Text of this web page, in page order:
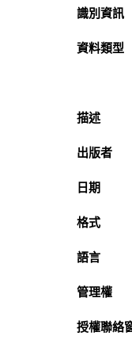
識別資訊
資料類型
描述
出版者
日期
格式
語言
管理權
授權聯絡